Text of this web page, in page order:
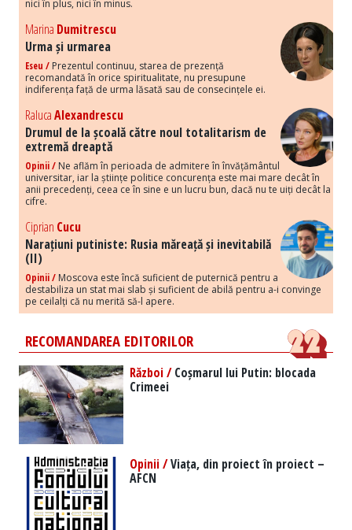
nici în plus, nici în minus.
Marina Dumitrescu
Urma și urmarea
Eseu / Prezentul continuu, starea de prezență
recomandată în orice spiritualitate, nu presupune
indiferența față de urma lăsată sau de consecințele ei.
RalucaAlexandrescu
Drumul de la școală către noul totalitarism de
extremă dreaptă
Opinii / Ne aflăm în perioada de admitere în învățământul
universitar, iar la științe politice concurența este mai mare decât în
anii precedenți, ceea ce în sine e un lucru bun, dacă nu te uiți decât la
cifre.
Ciprian Cucu
Narațiuni putiniste: Rusia măreață și inevitabilă
(II)
Opinii / Moscova este încă suficient de puternică pentru a
destabiliza un stat mai slab și suficient de abilă pentru a-i convinge
pe ceilalți că nu merită să-l apere.
RECOMANDAREA EDITORILOR
Război /Coșmarul lui Putin: blocada
Crimeei
Opinii /Viața, din proiect în proiect –
AFCN